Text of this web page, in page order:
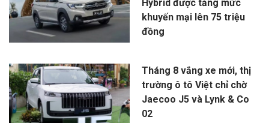
Hybrid được tăng mức
khuyến mại lên 75 triệu
đồng
Tháng 8 vắng xe mới, thị
trường ô tô Việt chỉ chờ
Jaecoo J5 và Lynk & Co
02